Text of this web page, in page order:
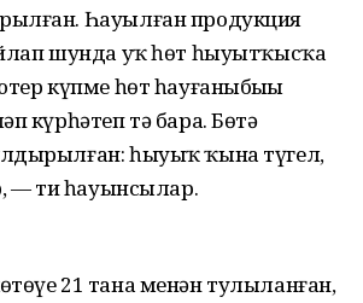
Һауылған продукция
шунда уҡ һөт һыуытҡысҡа
күпме һөт һауғаныбыҙҙы
күрһәтеп тә бара. Бөтә
һыуыҡ ҡына түгел,
— ти һауынсылар.
21 тана менән тулыланған,